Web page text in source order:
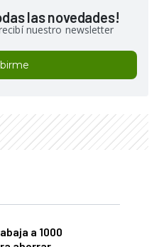
las novedades!
nuestro newsletter
a 1000